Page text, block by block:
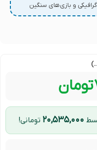
گرافیکی و بازی‌های سنگین
تومان
۲۰,۵۳۵,۰۰۰ تومانی!